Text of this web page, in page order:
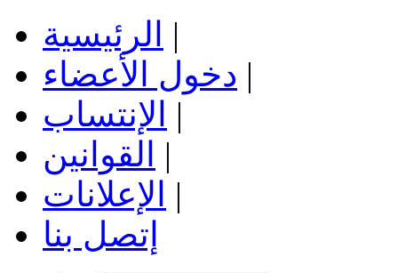
الرئيسية
|
دخول الأعضاء |
الإنتساب
|
القوانين
|
الإعلانات
|
إتصل بنا